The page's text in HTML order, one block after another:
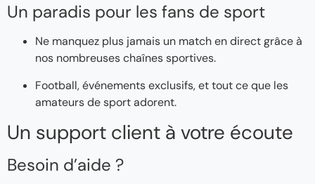
Un paradis pour les fans de sport
Ne manquez plus jamais un match en direct grâce à
nos nombreuses chaînes sportives.
Football, événements exclusifs, et tout ce que les
amateurs de sport adorent.
Un support client à votre écoute
Besoin d’aide ?